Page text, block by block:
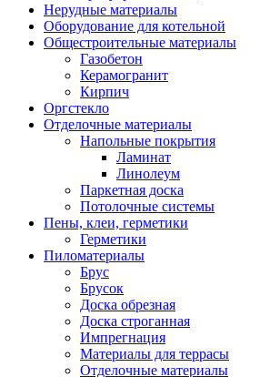
Нерудные материалы
Оборудование для котельной
Общестроительные материалы
Газобетон
Керамогранит
Кирпич
Оргстекло
Отделочные материалы
Напольные покрытия
Ламинат
Линолеум
Паркетная доска
Потолочные системы
Пены, клеи, герметики
Герметики
Пиломатериалы
Брус
Брусок
Доска обрезная
Доска строганная
Импрегнация
Материалы для террасы
Отделочные материалы